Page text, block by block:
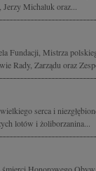
Michaluk oraz...
Fundacji, Mistrza
Rady, Zarządu oraz
serca i
lotów i żoliborzanina...